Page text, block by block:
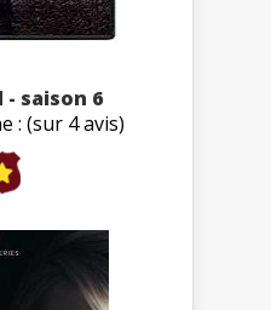
- saison 6
: (sur 4 avis)